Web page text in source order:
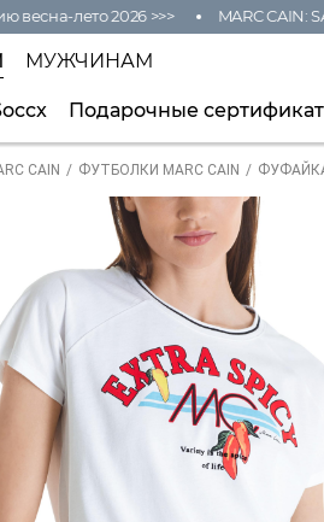
лето 2026 >>> MARC CAIN:
МУЖЧИНАМ
Подарочные
CAIN / ФУТБОЛКИ MARC CAIN /